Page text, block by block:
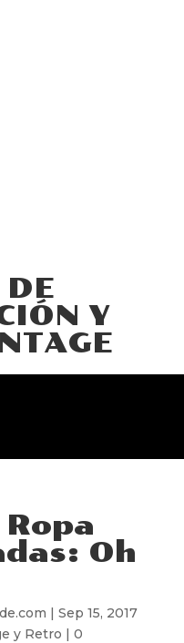
DE
Y
Oh
| Sep 15, 2017
y Retro | 0